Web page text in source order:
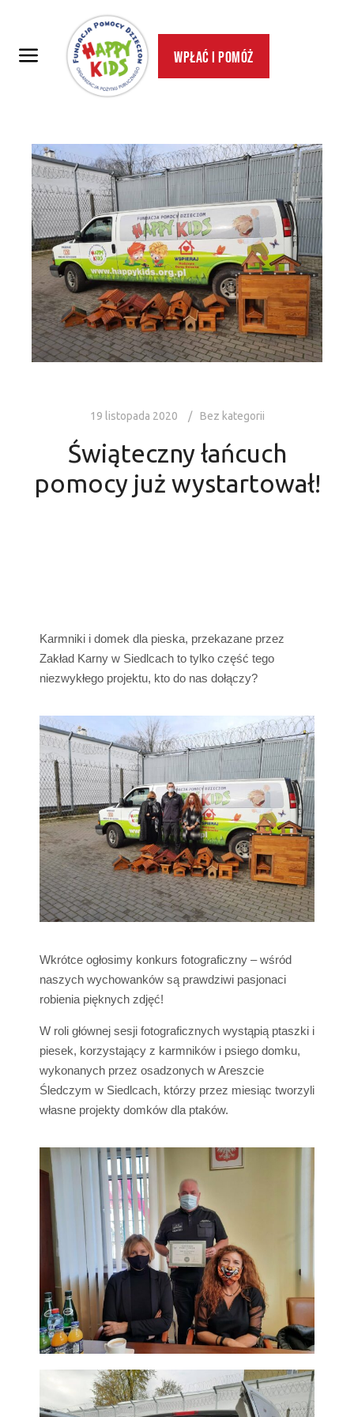
Wpłać i pomóż
19 listopada 2020 Bez kategorii
Świąteczny łańcuch
pomocy już wystartował!
Karmniki i domek dla pieska, przekazane przez
Zakład Karny w Siedlcach to tylko część tego
niezwykłego projektu, kto do nas dołączy?
Wkrótce ogłosimy konkurs fotograficzny – wśród
naszych wychowanków są prawdziwi pasjonaci
robienia pięknych zdjęć!
W roli głównej sesji fotograficznych wystąpią ptaszki i
piesek, korzystający z karmników i psiego domku,
wykonanych przez osadzonych w Areszcie
Śledczym w Siedlcach, którzy przez miesiąc tworzyli
własne projekty domków dla ptaków.